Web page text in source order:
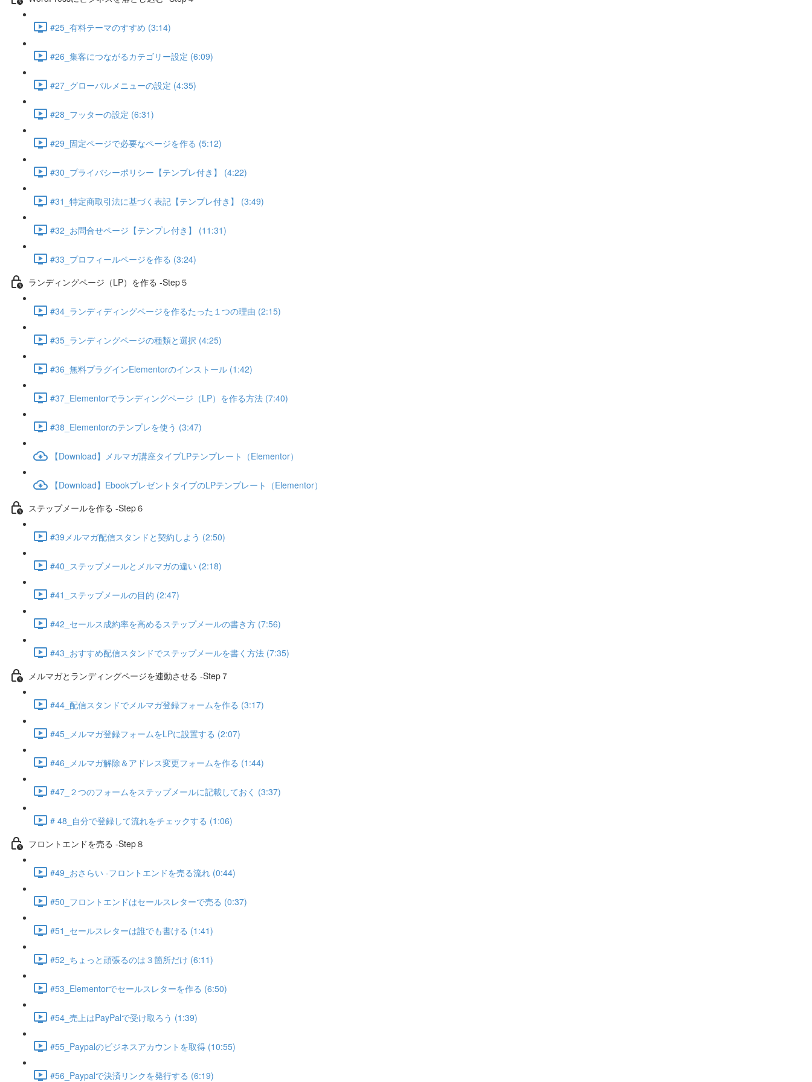
#25_有料テーマのすすめ (3:14)
#26_集客につながるカテゴリー設定 (6:09)
#27_グローバルメニューの設定 (4:35)
#28_フッターの設定 (6:31)
#29_固定ページで必要なページを作る (5:12)
#30_プライバシーポリシー【テンプレ付き】 (4:22)
#31_特定商取引法に基づく表記【テンプレ付き】 (3:49)
#32_お問合せページ【テンプレ付き】 (11:31)
#33_プロフィールページを作る (3:24)
ランディングページ（LP）を作る -Step５
#34_ランディディングページを作るたった１つの理由 (2:15)
#35_ランディングページの種類と選択 (4:25)
#36_無料プラグインElementorのインストール (1:42)
#37_Elementorでランディングページ（LP）を作る方法 (7:40)
#38_Elementorのテンプレを使う (3:47)
【Download】メルマガ講座タイプLPテンプレート（Elementor）
【Download】EbookプレゼントタイプのLPテンプレート（Elementor）
ステップメールを作る -Step６
#39メルマガ配信スタンドと契約しよう (2:50)
#40_ステップメールとメルマガの違い (2:18)
#41_ステップメールの目的 (2:47)
#42_セールス成約率を高めるステップメールの書き方 (7:56)
#43_おすすめ配信スタンドでステップメールを書く方法 (7:35)
メルマガとランディングページを連動させる -Step７
#44_配信スタンドでメルマガ登録フォームを作る (3:17)
#45_メルマガ登録フォームをLPに設置する (2:07)
#46_メルマガ解除＆アドレス変更フォームを作る (1:44)
#47_２つのフォームをステップメールに記載しておく (3:37)
# 48_自分で登録して流れをチェックする (1:06)
フロントエンドを売る -Step８
#49_おさらい -フロントエンドを売る流れ (0:44)
#50_フロントエンドはセールスレターで売る (0:37)
#51_セールスレターは誰でも書ける (1:41)
#52_ちょっと頑張るのは３箇所だけ (6:11)
#53_Elementorでセールスレターを作る (6:50)
#54_売上はPayPalで受け取ろう (1:39)
#55_Paypalのビジネスアカウントを取得 (10:55)
#56_Paypalで決済リンクを発行する (6:19)